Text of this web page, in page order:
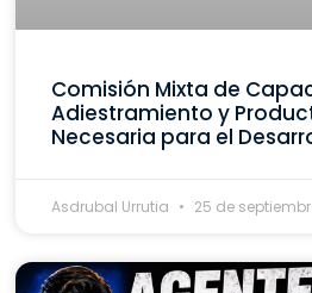
Comisión Mixta de
Adiestramiento y
Necesaria para el
Asdrubal Urrutia 25 de